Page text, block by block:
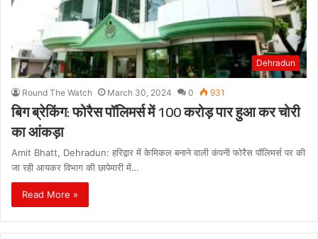
Dehradun
Round The Watch March 30, 2024 0 931
बिग ब्रेकिंग: फोरैस पॉलिमर्स में 100 करोड़ पार हुआ कर चोरी
का आंकड़ा
Amit Bhatt, Dehradun: हरिद्वार में केमिकल बनाने वाली कंपनी फोरैस पॉलिमर्स पर की
जा रही आयकर विभाग की छापेमारी में…
Read More »